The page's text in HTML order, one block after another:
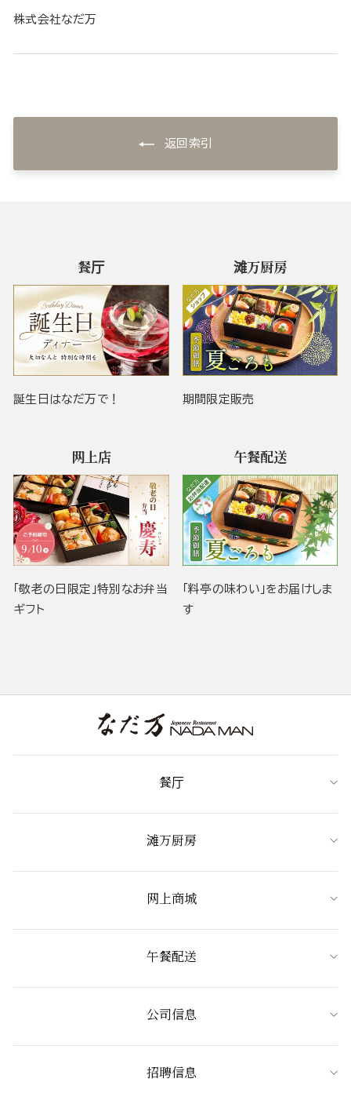
株式会社なだ万
返回索引
餐厅
誕生日はなだ万で！
滩万厨房
期間限定販売
网上店
「敬老の日限定」特別なお弁当
ギフト
午餐配送
「料亭の味わい」をお届けしま
す
餐厅
滩万厨房
网上商城
午餐配送
公司信息
招聘信息